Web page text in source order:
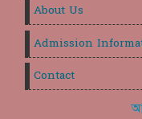
About Us
Admission
Contact